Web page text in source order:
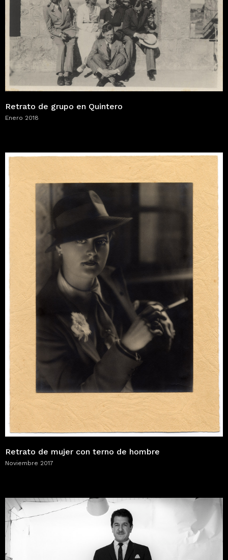
Retrato de grupo en Quintero
Enero 2018
Retrato de mujer con terno de hombre
Noviembre 2017